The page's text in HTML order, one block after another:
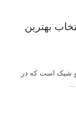
بهترین
شیک است که در